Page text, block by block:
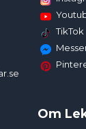
TikTok
Om